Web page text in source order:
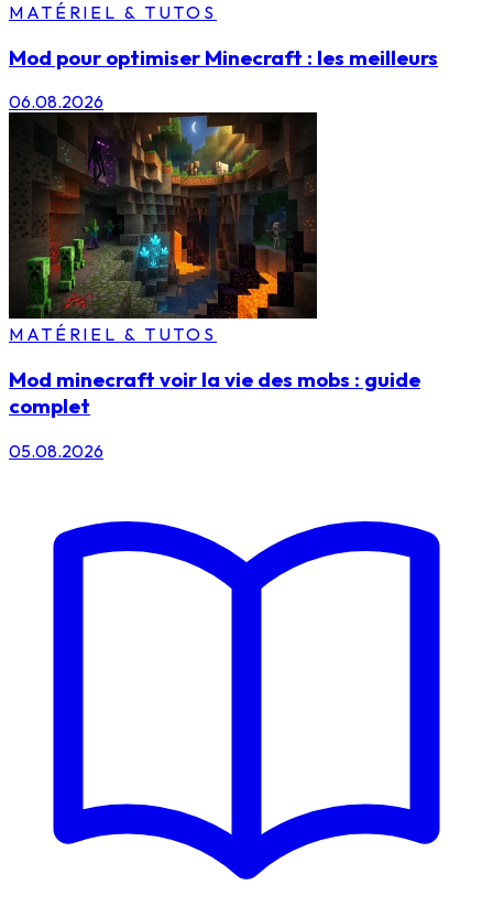
MATÉRIEL & TUTOS
Mod pour optimiser Minecraft : les meilleurs
06.08.2026
MATÉRIEL & TUTOS
Mod minecraft voir la vie des mobs : guide
complet
05.08.2026